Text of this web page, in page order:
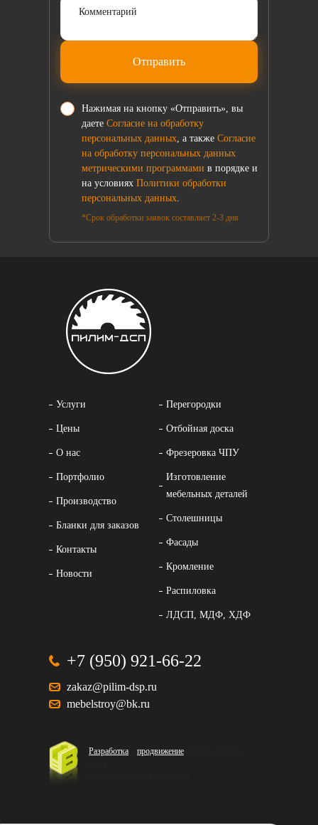
Отправить
Нажимая на кнопку «Отправить», вы
даете Согласие на обработку
персональных данных, а также Согласие
на обработку персональных данных
метрическими программами в порядке и
на условиях Политики обработки
персональных данных.
*Срок обработки заявок составляет 2-3 дня
Услуги
Цены
О нас
Портфолио
Производство
Бланки для заказов
Контакты
Новости
Перегородки
Отбойная доска
Фрезеровка ЧПУ
Изготовление
мебельных деталей
Столешницы
Фасады
Кромление
Распиловка
ЛДСП, МДФ, ХДФ
+7 (950) 921-66-22
zakaz@pilim-dsp.ru
mebelstroy@bk.ru
Разработка продвижение